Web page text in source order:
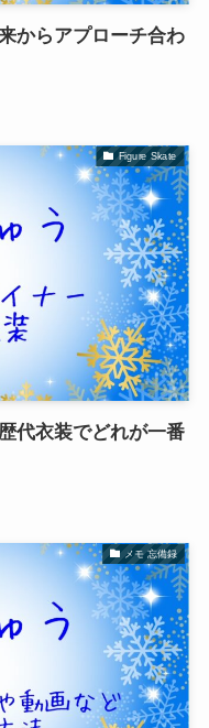
からアプローチ合わ
Figure Skate
代衣装でどれが一番
メモ 忘備録